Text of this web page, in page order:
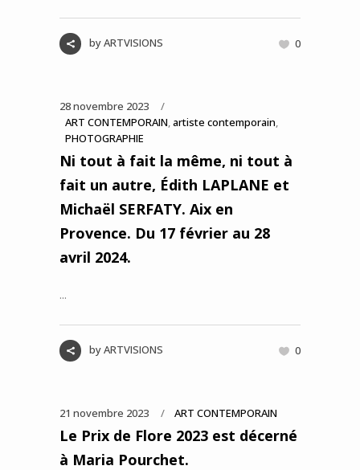
byARTVISIONS 0
28 novembre 2023
ART CONTEMPORAIN,artiste contemporain,
PHOTOGRAPHIE
Ni tout à fait la même, ni tout à
fait un autre, Édith LAPLANE et
Michaël SERFATY. Aix en
Provence. Du 17 février au 28
avril 2024.
...
byARTVISIONS 0
21 novembre 2023 ART CONTEMPORAIN
Le Prix de Flore 2023 est décerné
à Maria Pourchet.